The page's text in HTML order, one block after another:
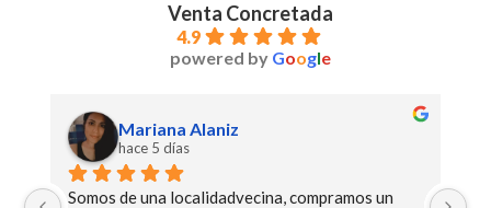
Venta Concretada
4.9
powered by Google
Mariana Alaniz
hace 5 días
Somos de una localidadvecina, compramos un